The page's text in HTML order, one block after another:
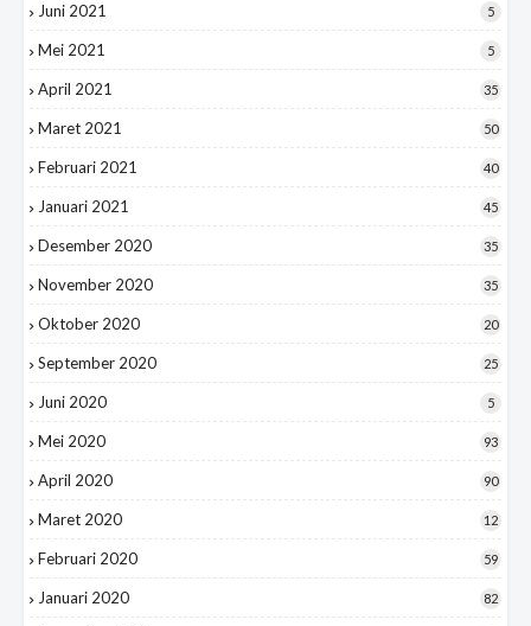
Juni 2021 5
Mei 2021 5
April 2021 35
Maret 2021 50
Februari 2021 40
Januari 2021 45
Desember 2020 35
November 2020 35
Oktober 2020 20
September 2020 25
Juni 2020 5
Mei 2020 93
April 2020 90
Maret 2020 12
Februari 2020 59
Januari 2020 82